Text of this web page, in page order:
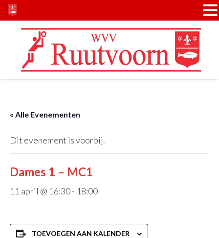
hoofd
Spring
voettekst
« Alle Evenementen
Dit evenement is voorbij.
Dames 1 – MC1
11 april @ 16:30- 18:00
TOEVOEGEN AAN KALENDER